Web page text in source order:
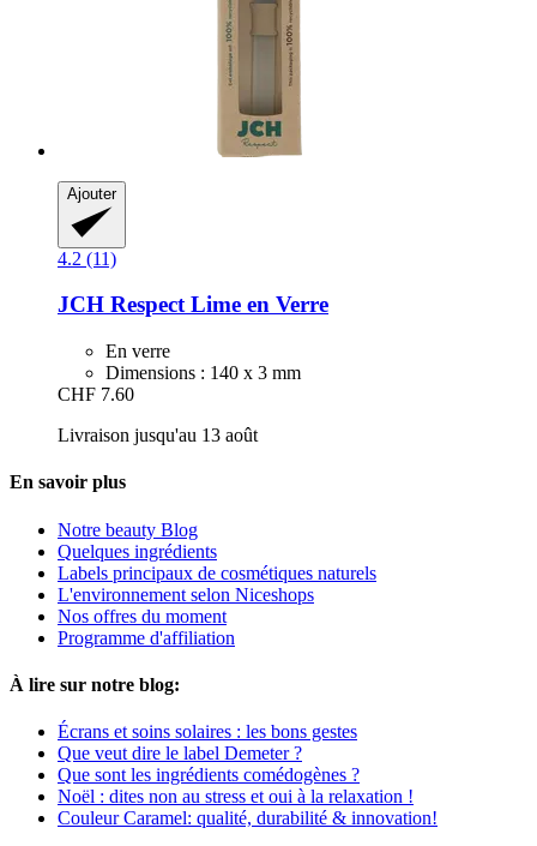
Ajouter
4.2 (11)
JCH RespectLime en Verre
En verre
Dimensions : 140 x 3 mm
CHF 7.60
Livraison jusqu'au 13 août
En savoir plus
Notre beauty Blog
Quelques ingrédients
Labels principaux de cosmétiques naturels
L'environnement selon Niceshops
Nos offres du moment
Programme d'affiliation
À lire sur notre blog:
Écrans et soins solaires : les bons gestes
Que veut dire le label Demeter ?
Que sont les ingrédients comédogènes ?
Noël : dites non au stress et oui à la relaxation !
Couleur Caramel: qualité, durabilité & innovation!